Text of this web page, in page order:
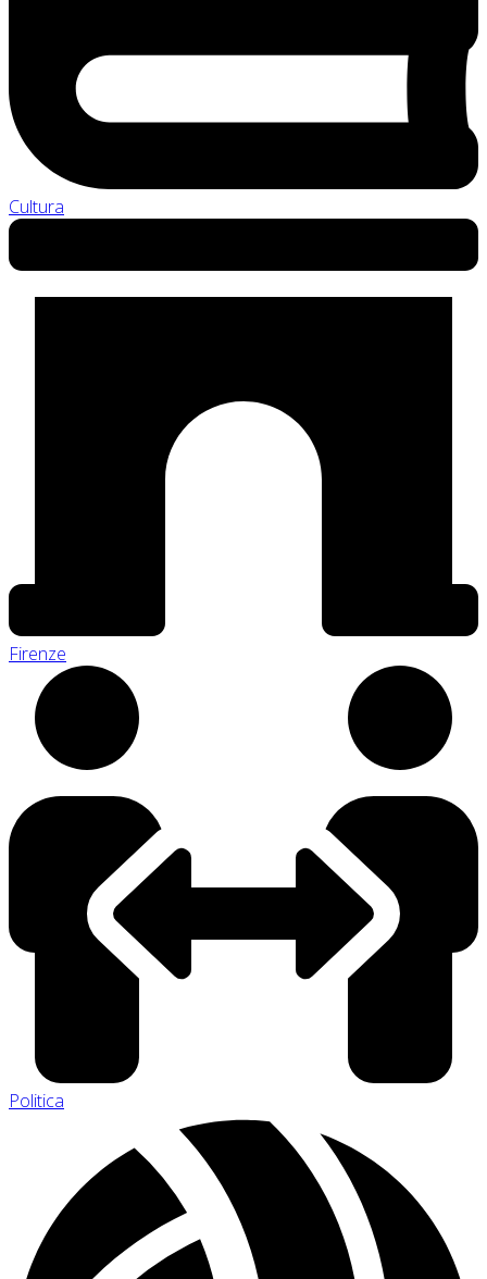
Cultura
Firenze
Politica